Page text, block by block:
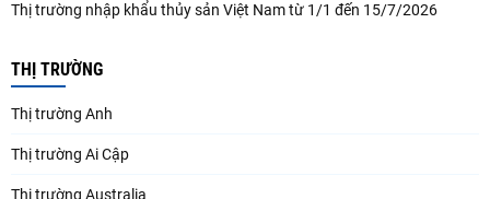
Thị trường nhập khẩu thủy sản Việt Nam từ 1/1 đến 15/7/2026
THỊ TRƯỜNG
Thị trường Anh
Thị trường Ai Cập
Thị trường Australia